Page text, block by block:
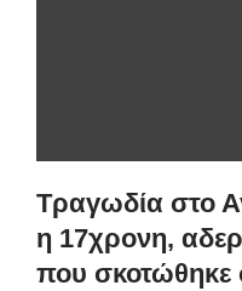
Τραγωδία στο
η 17χρονη,
που σκοτώθηκε